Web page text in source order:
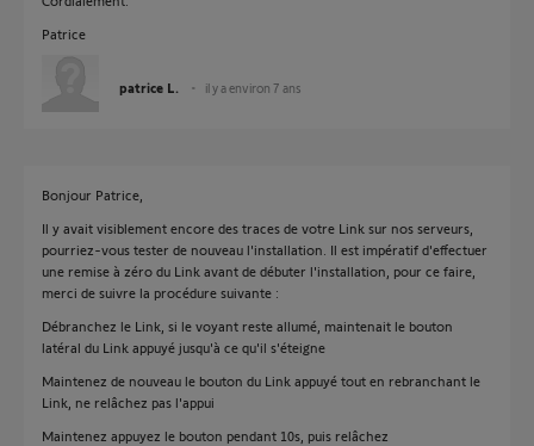
Patrice
patrice L. il y a environ 7 ans
Bonjour Patrice,
Il y avait visiblement encore des traces de votre Link sur nos serveurs,
pourriez-vous tester de nouveau l'installation. Il est impératif d'effectuer
une remise à zéro du Link avant de débuter l'installation, pour ce faire,
merci de suivre la procédure suivante :
Débranchez le Link, si le voyant reste allumé, maintenait le bouton
latéral du Link appuyé jusqu'à ce qu'il s'éteigne
Maintenez de nouveau le bouton du Link appuyé tout en rebranchant le
Link, ne relâchez pas l'appui
Maintenez appuyez le bouton pendant 10s, puis relâchez